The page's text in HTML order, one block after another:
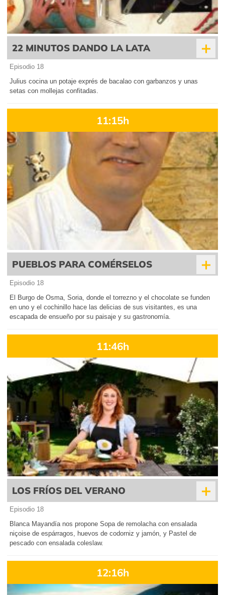
22 MINUTOS DANDO LA LATA +
Episodio 18
Julius cocina un potaje exprés de bacalao con garbanzos y unas
setas con mollejas confitadas.
11:15h
PUEBLOS PARA COMÉRSELOS +
Episodio 18
El Burgo de Osma, Soria, donde el torrezno y el chocolate se funden
en uno y el cochinillo hace las delicias de sus visitantes, es una
escapada de ensueño por su paisaje y su gastronomía.
11:46h
LOS FRÍOS DEL VERANO +
Episodio 18
Blanca Mayandía nos propone Sopa de remolacha con ensalada
niçoise de espárragos, huevos de codorniz y jamón, y Pastel de
pescado con ensalada coleslaw.
12:16h